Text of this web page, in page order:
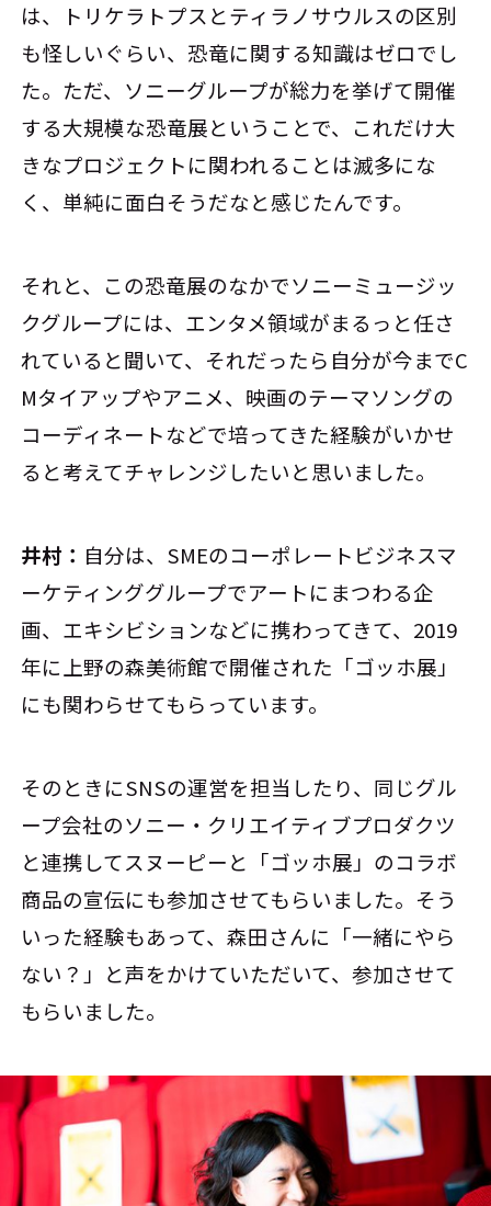
は、トリケラトプスとティラノサウルスの区別
も怪しいぐらい、恐竜に関する知識はゼロでし
た。ただ、ソニーグループが総力を挙げて開催
する大規模な恐竜展ということで、これだけ大
きなプロジェクトに関われることは滅多にな
く、単純に面白そうだなと感じたんです。
それと、この恐竜展のなかでソニーミュージッ
クグループには、エンタメ領域がまるっと任さ
れていると聞いて、それだったら自分が今までC
Mタイアップやアニメ、映画のテーマソングの
コーディネートなどで培ってきた経験がいかせ
ると考えてチャレンジしたいと思いました。
井村： 自分は、SMEのコーポレートビジネスマ
ーケティンググループでアートにまつわる企
画、エキシビションなどに携わってきて、2019
年に上野の森美術館で開催された「ゴッホ展」
にも関わらせてもらっています。
そのときにSNSの運営を担当したり、同じグル
ープ会社のソニー・クリエイティブプロダクツ
と連携してスヌーピーと「ゴッホ展」のコラボ
商品の宣伝にも参加させてもらいました。そう
いった経験もあって、森田さんに「一緒にやら
ない？」と声をかけていただいて、参加させて
もらいました。